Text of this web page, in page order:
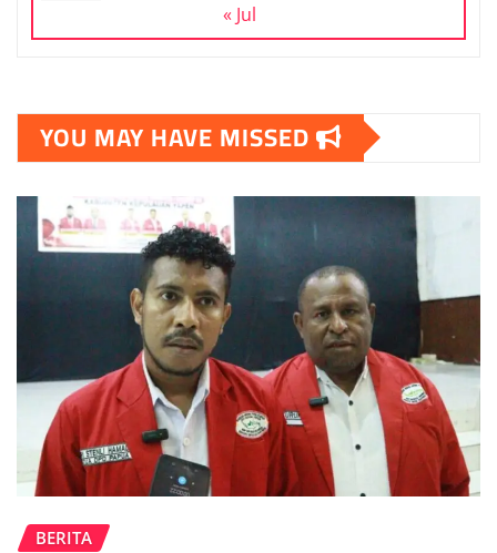
« Jul
YOU MAY HAVE MISSED
BERITA